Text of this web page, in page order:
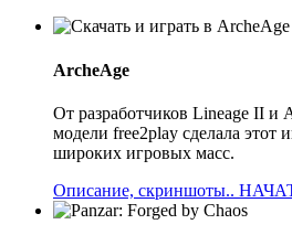
ArcheAge
От разработчиков Lineage II и
модели free2play сделала
широких игровых масс.
Описание, скриншоты..